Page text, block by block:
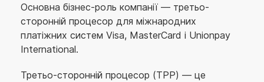
Основна бізнес-роль компанії — третьо-
сторонній процесор для міжнародних
платіжних систем Visa, MasterCard і Unionpay
International.
Третьо-сторонній процесор (TPP) — це